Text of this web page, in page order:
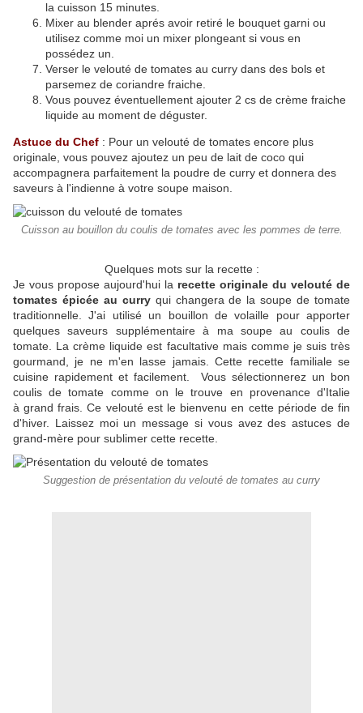
la cuisson 15 minutes.
Mixer au blender aprés avoir retiré le bouquet garni ou
utilisez comme moi un mixer plongeant si vous en
possédez un.
Verser le velouté de tomates au curry dans des bols et
parsemez de coriandre fraiche.
Vous pouvez éventuellement ajouter 2 cs de crème fraiche
liquide au moment de déguster.
Astuce du Chef : Pour un velouté de tomates encore plus
originale, vous pouvez ajoutez un peu de lait de coco qui
accompagnera parfaitement la poudre de curry et donnera des
saveurs à l'indienne à votre soupe maison.
Cuisson au bouillon du coulis de tomates avec les pommes de terre.
Quelques mots sur la recette :
Je vous propose aujourd'hui la recette originale du velouté de
tomates épicée au curryqui changera de la soupe de tomate
traditionnelle. J'ai utilisé un bouillon de volaille pour apporter
quelques saveurs supplémentaire à ma soupe au coulis de
tomate. La crème liquide est facultative mais comme je suis très
gourmand, je ne m'en lasse jamais. Cette recette familiale se
cuisine rapidement et facilement. Vous sélectionnerez un bon
coulis de tomate comme on le trouve en provenance d'Italie
à grand frais. Ce velouté est le bienvenu en cette période de fin
d'hiver. Laissez moi un message si vous avez des astuces de
grand-mère pour sublimer cette recette.
Suggestion de présentation du velouté de tomates au curry